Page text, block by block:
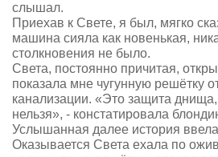
слышал.
Приехав к Свете, я был, мягко
машина сияла как новенькая,
столкновения не было.
Света, постоянно причитая,
показала мне чугунную решётку
канализации. «Это защита днища,
нельзя», - констатировала
Услышанная далее история
Оказывается Света ехала по